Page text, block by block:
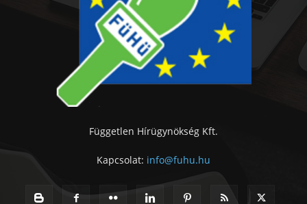
Független Hírügynökség Kft.
Kapcsolat: info@fuhu.hu